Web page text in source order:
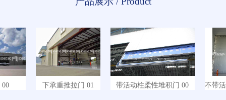
下承重推拉门 01 带活动柱柔性堆积门 00 不带活